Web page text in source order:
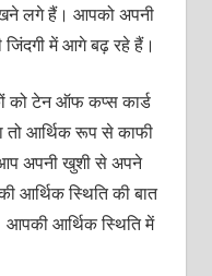
लगे हैं। आपको अपनी
में आगे बढ़ रहे हैं।
को टेन ऑफ कप्‍स कार्ड
तो आर्थिक रूप से काफी
अपनी खुशी से अपने
आर्थिक स्थिति की बात
आपकी आर्थिक स्थिति में